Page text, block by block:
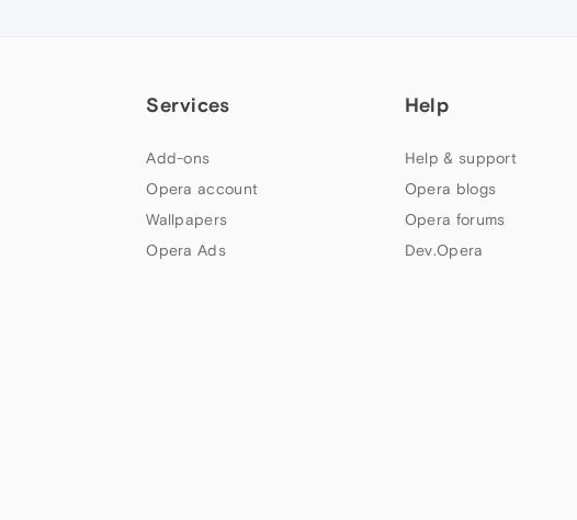
Services
Add-ons
Opera account
Wallpapers
Opera Ads
Help
Help & support
Opera blogs
Opera forums
Dev.Opera